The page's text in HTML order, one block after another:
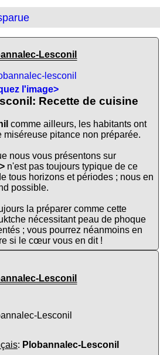
Lesconil
l'image>
Recette de cuisine
comme ailleurs, les habitants ont
miséreuse pitance non préparée.
nous vous présentons sur
n'est pas toujours typique de ce
tous horizons et périodes ; nous en
possible.
la préparer comme cette
nécessitant peau de phoque
; vous pourrez néanmoins en
si le cœur vous en dit !
Lesconil
: Plobannalec-Lesconil